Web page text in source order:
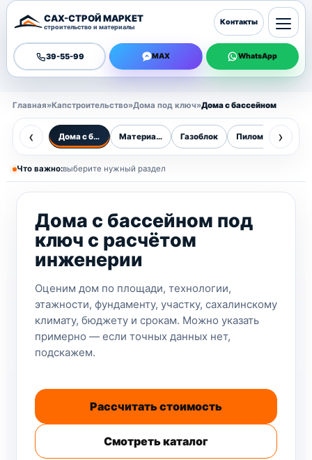
САХ-СТРОЙ МАРКЕТ
строительство и материалы
39-55-99 MAX WhatsApp
Контакты
Главная»Капстроительство»Дома под ключ»Дома с бассейном
‹ Дома с бассейномМатериалы Газоблок Пиломатериалы
›
Что важно:выберите нужный раздел
Дома с бассейном под
ключ с расчётом
инженерии
Оценим дом по площади, технологии,
этажности, фундаменту, участку, сахалинскому
климату, бюджету и срокам. Можно указать
примерно — если точных данных нет,
подскажем.
Рассчитать стоимость
Смотреть каталог